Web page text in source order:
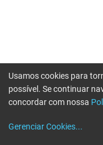
Usamos cookies para
possível. Se continuar
concordar com nossa
Gerenciar Cookies...
Erro ao enviar